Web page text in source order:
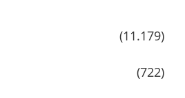
(11.179)
(722)